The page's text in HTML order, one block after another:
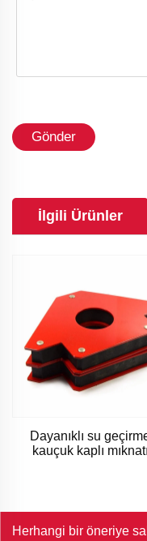
Gönder
İlgili Ürünler
Dayanıklı su
kauçuk kaplı
Herhangi bir öneriye